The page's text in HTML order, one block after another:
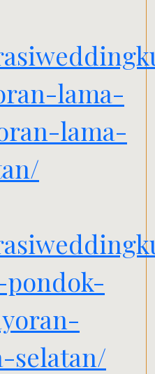
lama-
lama-
selatan/